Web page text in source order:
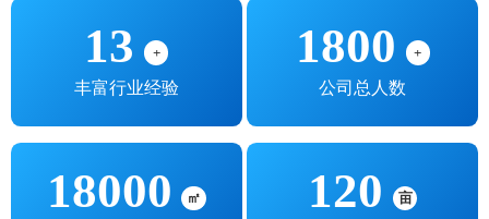
13 +
丰富行业经验
1800 +
公司总人数
18000 ㎡ 120 亩